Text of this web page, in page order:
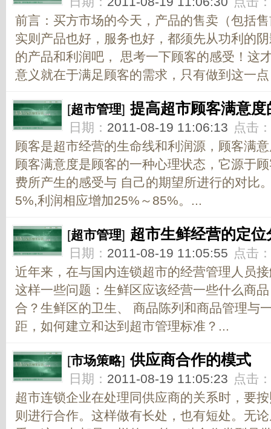
前言：买方市场的今天，产品的售卖（包括
实则产品也好，服务也好，都须先从功利的
的产品和利润吧， 思考一下顾客的感受！这
意义就在于满足顾客的需求，只有做到这一
[超市管理] 提高超市顾客满意度
日期： 2011-08-19 11:06:13 点击：
顾客是超市经营的生命线和利润源，顾客满
顾客满意度是顾客的一种心理状态，它源于
费所产生的感受与 自己的期望所进行的对比
5%,利润相应增加25%～85%。...
[超市管理] 超市生鲜经营的定位
日期： 2011-08-19 11:05:55 点击：
近年来，在与国内连锁超市的经营管理人员
这样一些问题：生鲜区应该经营一些什么商
合？生鲜区的卫生、 商品陈列和商品管理与
距，如何建立和达到超市管理标准？...
[市场策略] 供应商合作的模式
日期： 2011-08-19 11:05:23 点击：
超市连锁企业在处理同供应商的关系时，要
则进行合作。这样做有长处，也有短处。无